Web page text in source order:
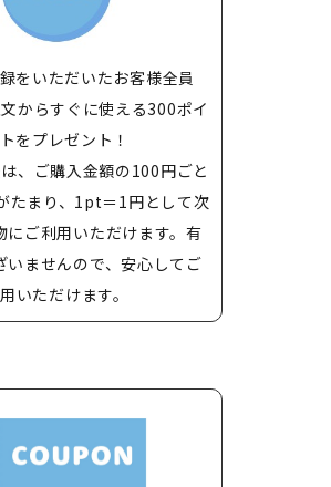
をいただいたお客様全員
からすぐに使える300ポイ
をプレゼント！
、ご購入金額の100円ごと
たまり、1pt＝1円として次
にご利用いただけます。有
いませんので、安心してご
いただけます。